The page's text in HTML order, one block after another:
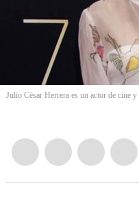
Julio César Herrera es un actor de cine